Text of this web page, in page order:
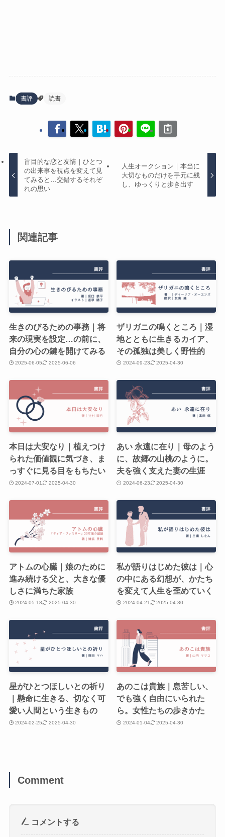
書評 読書
盲目的な恋と友情｜ひとつ
の出来事を視点を変えて見
てみると…交錯するそれぞ
れの思い
人生オークション｜本当に
大切なものだけを手元に残
し、ゆっくりと歩き出す
関連記事
生きのびるための事務｜将
来の現実を設定…の前に、
自分の心の鍵を開けてみる
2025-06-05 2025-06-06
ザリガニの鳴くところ｜湿
地とともに生きるカイア、
その孤独は美しく野性的
2024-09-23 2025-04-30
本日は大安なり｜植えつけ
られた価値観に気づき、ま
っすぐに見る目をもちたい
2024-07-01 2025-04-30
あい 永遠に在り｜母のよう
に、故郷の山桃のように。
夫を強く支えた妻の生涯
2024-06-23 2025-04-30
アトムの心臓｜娘のために
進み続ける父と、大きな優
しさに満ちた家族
2024-05-18 2025-04-30
私が語りはじめた彼は｜心
の中にある幻想が、かたち
を変えて人生を歪めていく
2024-04-21 2025-04-30
星がひとつほしいとの祈り
｜懸命に生きる、切なく可
愛い人間という生きもの
2024-02-25 2025-04-30
あのこは貴族｜息苦しい、
でも強く自由にいられた
ら。女性たちの歩きかた
2024-01-04 2025-04-30
Comment
コメントする